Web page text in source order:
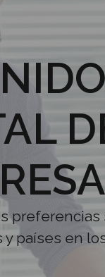
países en